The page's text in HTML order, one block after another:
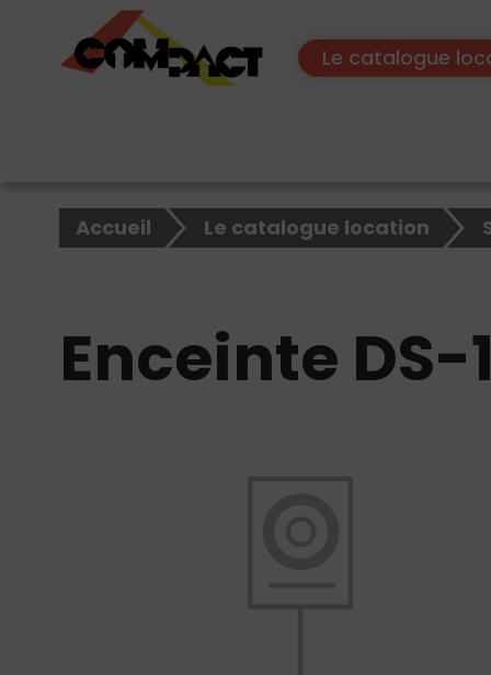
Le catalogue
Accueil Le catalogue location
Enceinte DS-
Rechercher
sur